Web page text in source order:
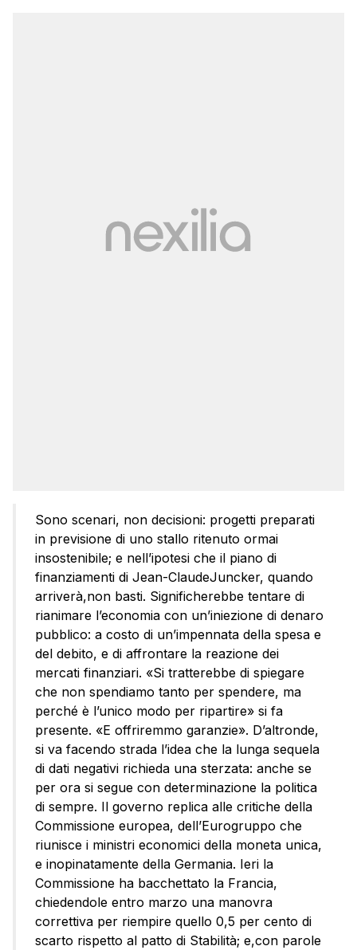
Sono scenari, non decisioni: progetti preparati
in previsione di uno stallo ritenuto ormai
insostenibile; e nell’ipotesi che il piano di
finanziamenti di Jean-ClaudeJuncker, quando
arriverà,non basti. Significherebbe tentare di
rianimare l’economia con un’iniezione di denaro
pubblico: a costo di un’impennata della spesa e
del debito, e di affrontare la reazione dei
mercati finanziari. «Si tratterebbe di spiegare
che non spendiamo tanto per spendere, ma
perché è l’unico modo per ripartire» si fa
presente. «E offriremmo garanzie». D’altronde,
si va facendo strada l’idea che la lunga sequela
di dati negativi richieda una sterzata: anche se
per ora si segue con determinazione la politica
di sempre. Il governo replica alle critiche della
Commissione europea, dell’Eurogruppo che
riunisce i ministri economici della moneta unica,
e inopinatamente della Germania. Ieri la
Commissione ha bacchettato la Francia,
chiedendole entro marzo una manovra
correttiva per riempire quello 0,5 per cento di
scarto rispetto al patto di Stabilità; e,con parole